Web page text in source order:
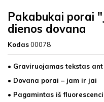
Pakabukai porai
dienos dovana
Kodas00078
• Graviruojamas tekstas
• Dovana porai – jam ir jai
• Pagamintas iš